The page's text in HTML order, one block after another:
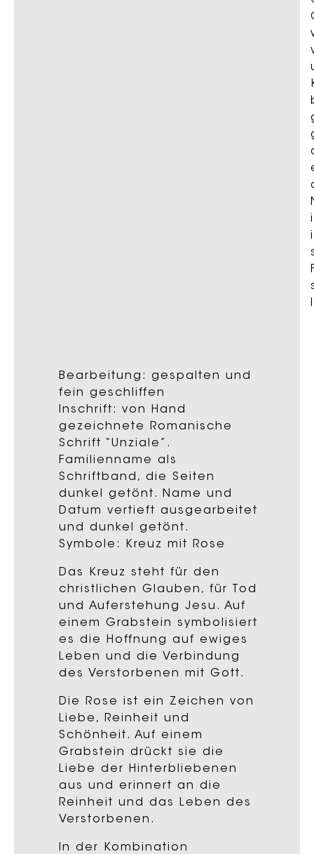
Bearbeitung: gespalten und
fein geschliffen
Inschrift: von Hand
gezeichnete Romanische
Schrift “Unziale”.
Familienname als
Schriftband, die Seiten
dunkel getönt. Name und
Datum vertieft ausgearbeitet
und dunkel getönt.
Symbole: Kreuz mit Rose
Das Kreuz steht für den
christlichen Glauben, für Tod
und Auferstehung Jesu. Auf
einem Grabstein symbolisiert
es die Hoffnung auf ewiges
Leben und die Verbindung
des Verstorbenen mit Gott.
Die Rose ist ein Zeichen von
Liebe, Reinheit und
Schönheit. Auf einem
Grabstein drückt sie die
Liebe der Hinterbliebenen
aus und erinnert an die
Reinheit und das Leben des
Verstorbenen.
In der Kombination